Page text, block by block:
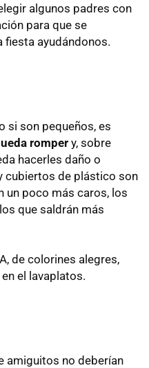
algunos padres con
para que se
ayudándonos.
si son pequeños, es
romper y, sobre
hacerles daño o
cubiertos de plástico son
un poco más caros, los
que saldrán más
de colorines alegres,
el lavaplatos.
amiguitos no deberían